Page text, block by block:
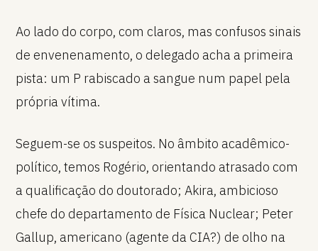
Ao lado do corpo, com claros, mas confusos sinais
de envenenamento, o delegado acha a primeira
pista: um P rabiscado a sangue num papel pela
própria vítima.
Seguem-se os suspeitos. No âmbito acadêmico-
político, temos Rogério, orientando atrasado com
a qualificação do doutorado; Akira, ambicioso
chefe do departamento de Física Nuclear; Peter
Gallup, americano (agente da CIA?) de olho na